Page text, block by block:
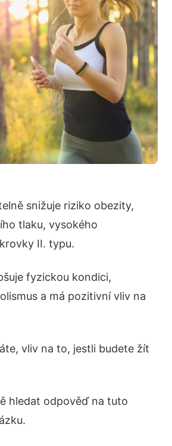
snižuje riziko obezity,
tlaku, vysokého
II. typu.
fyzickou kondici,
a má pozitivní vliv na
vliv na to, jestli budete žít
hledat odpověď na tuto